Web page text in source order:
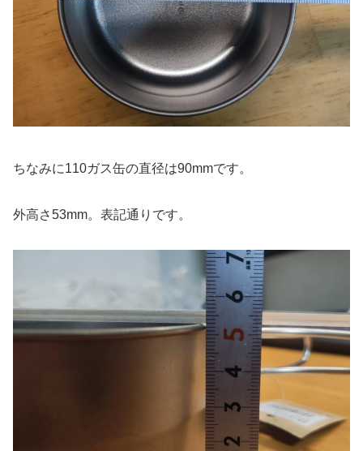
ちなみに110ガス缶の直径は90mmです。
外高さ53mm。表記通りです。